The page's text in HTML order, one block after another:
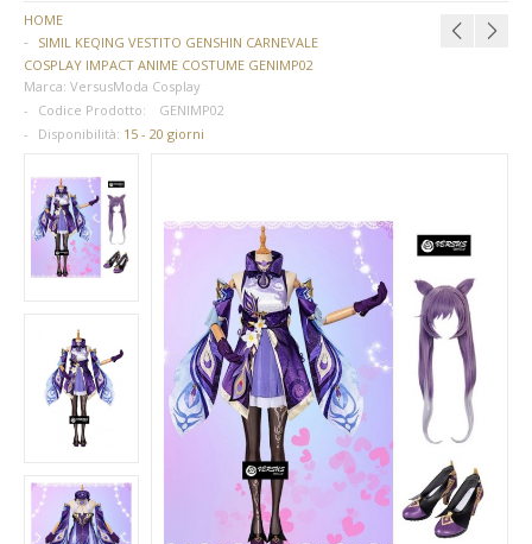
BAMBINO
DONNA
PARRUCCHE
UOMO
DANZA
BAMBINO
DONNA
UOMO
SPETTACOLO
HOME
SIMIL KEQING VESTITO GENSHIN CARNEVALE
COSPLAY IMPACT ANIME COSTUME GENIMP02
Marca: VersusModa Cosplay
Codice Prodotto:
GENIMP02
Disponibilità: 15 - 20 giorni